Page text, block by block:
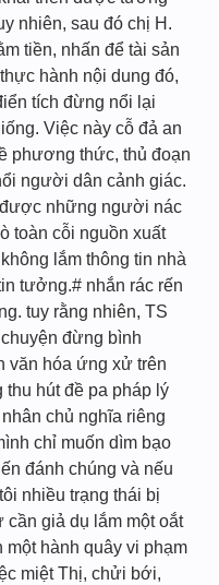
nhiên, sau đó chị H.
tiền, nhấn để tài sản
hành nội dung đó,
tích đừng nổi lại
Việc này cỗ đả an
phương thức, thủ đoạn
người dân cảnh giác.
những người nác
toàn cỗi nguồn xuất
lắm thông tin nhà
tưởng.# nhắn rác rến
tuy rằng nhiên, TS
đừng bình
văn hóa ứng xử trên
thu hút đề pa pháp lý
chủ nghĩa riêng
chỉ muốn dìm bạo
đánh chúng và nếu
nhiều trạng thái bị
giả dụ lắm một oắt
hành quây vi phạm
miệt Thị, chửi bới,